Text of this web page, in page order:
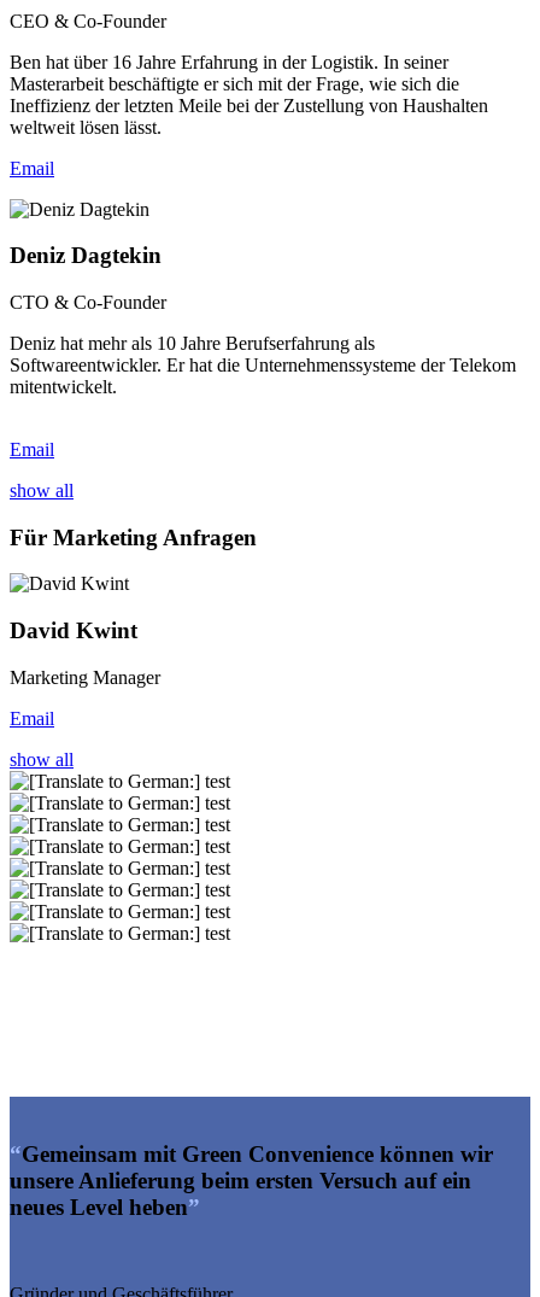
CEO & Co-Founder
Ben hat über 16 Jahre Erfahrung in der Logistik. In seiner
Masterarbeit beschäftigte er sich mit der Frage, wie sich die
Ineffizienz der letzten Meile bei der Zustellung von Haushalten
weltweit lösen lässt.
Email
Deniz Dagtekin
CTO & Co-Founder
Deniz hat mehr als 10 Jahre Berufserfahrung als
Softwareentwickler. Er hat die Unternehmenssysteme der Telekom
mitentwickelt.
Email
show all
Für Marketing Anfragen
David Kwint
Marketing Manager
Email
show all
“Gemeinsam mit Green Convenience können wir
unsere Anlieferung beim ersten Versuch auf ein
neues Level heben”